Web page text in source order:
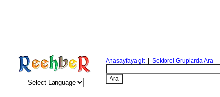
Anasayfaya git| Sektörel Gruplarda Ara